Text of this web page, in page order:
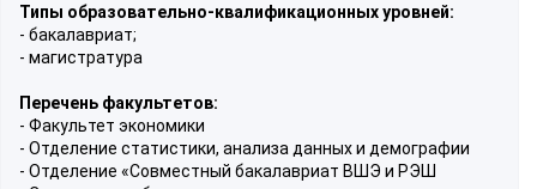
Типы образовательно-квалификационных уровней:
- бакалавриат;
- магистратура
Перечень факультетов:
- Факультет экономики
- Отделение статистики, анализа данных и демографии
- Отделение «Совместный бакалавриат ВШЭ и РЭШ